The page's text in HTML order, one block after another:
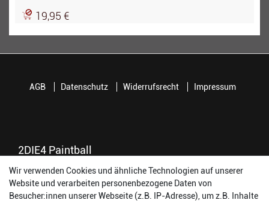
19,95 €
2DIE4 Paintball
56457 Westerburg
Reinhold-Ferger-Straße 26
order@2die4-sports.com
AGB Datenschutz Widerrufsrecht Impressum
Wir verwenden Cookies und ähnliche Technologien auf unserer
Website und verarbeiten personenbezogene Daten von
Besucher:innen unserer Webseite (z.B. IP-Adresse), um z.B. Inhalte